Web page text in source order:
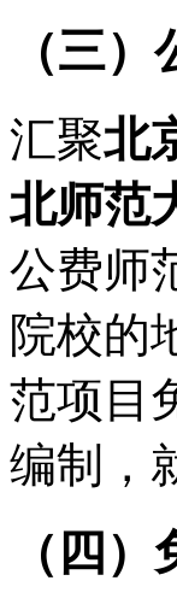
（三
汇聚北
北师范
公费师
院校的
范项目
编制，
（四